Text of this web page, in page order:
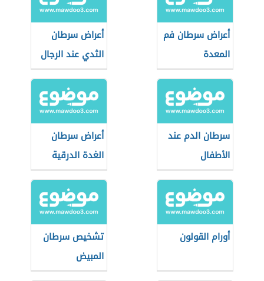
أعراض سرطان فم
المعدة
أعراض سرطان
الثدي عند الرجال
سرطان الدم عند
الأطفال
أعراض سرطان
الغدة الدرقية
أورام القولون
تشخيص سرطان
المبيض